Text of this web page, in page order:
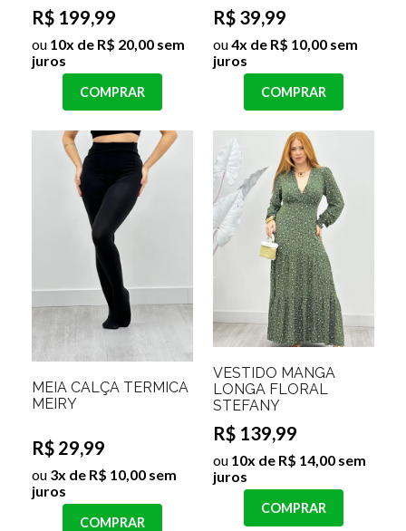
R$ 199,99
ou 10x de R$ 20,00 sem
juros
COMPRAR
R$ 39,99
ou4x de R$ 10,00 sem
juros
COMPRAR
MEIA CALÇA TERMICA
MEIRY
R$ 29,99
ou 3x de R$ 10,00 sem
juros
COMPRAR
VESTIDO MANGA
LONGA FLORAL
STEFANY
R$ 139,99
ou 10x de R$ 14,00 sem
juros
COMPRAR